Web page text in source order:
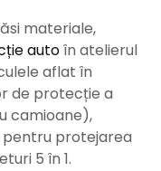
materiale,
autoîn atelierul
aflat în
de protecție a
camioane),
protejarea
5 în 1.